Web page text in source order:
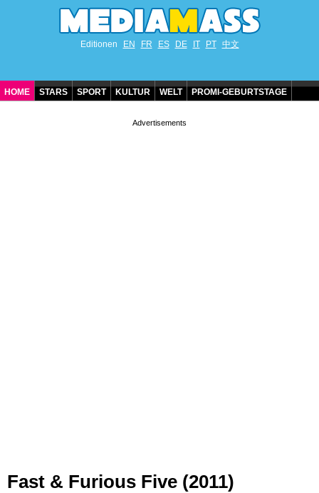
Editionen EN FR ES DE IT PT 中文
HOME STARS SPORT KULTUR WELT PROMI-GEBURTSTAGE
Fast & Furious Five (2011)